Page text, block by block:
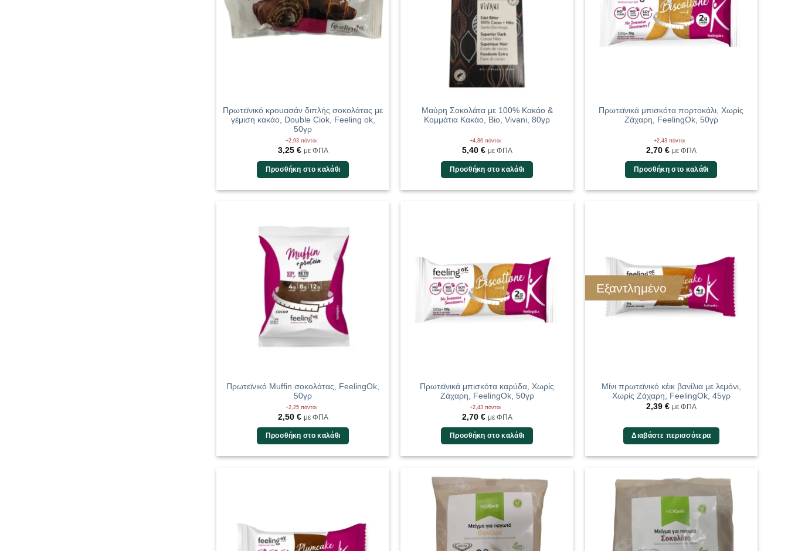
Πρωτεϊνικό κρουασάν διπλής σοκολάτας με
γέμιση κακάο, Double Ciok, Feeling ok,
50γρ
+2,93 πόντοι
3,25 € με ΦΠΑ
Προσθήκη στο καλάθι
Μαύρη Σοκολάτα με 100% Κακάο &
Κομμάτια Κακάο, Bio, Vivani, 80γρ
+4,86 πόντοι
5,40 € με ΦΠΑ
Προσθήκη στο καλάθι
Πρωτεϊνικά μπισκότα πορτοκάλι, Χωρίς
Ζάχαρη, FeelingOk, 50γρ
+2,43 πόντοι
2,70 € με ΦΠΑ
Προσθήκη στο καλάθι
Πρωτεϊνικό Muffin σοκολάτας, FeelingOk,
50γρ
+2,25 πόντοι
2,50 € με ΦΠΑ
Προσθήκη στο καλάθι
Πρωτεϊνικά μπισκότα καρύδα, Χωρίς
Ζάχαρη, FeelingOk, 50γρ
+2,43 πόντοι
2,70 € με ΦΠΑ
Προσθήκη στο καλάθι
Εξαντλημένο
Μίνι πρωτεϊνικό κέικ βανίλια με λεμόνι,
Χωρίς Ζάχαρη, FeelingOk, 45γρ
2,39 € με ΦΠΑ
Διαβάστε περισσότερα